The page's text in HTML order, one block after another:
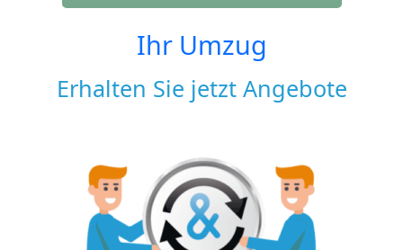
Ihr Umzug
Erhalten Sie jetzt Angebote